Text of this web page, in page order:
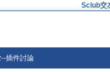
Sclub交
插件討論